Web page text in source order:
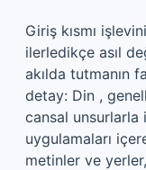
Giriş kısmı
ilerledikçe asıl
akılda tutmanın
detay: Din ,
cansal
uygulamaları
metinler ve